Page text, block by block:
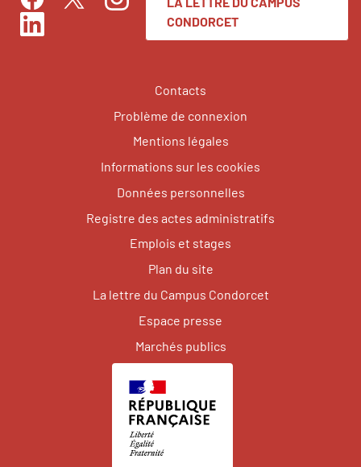
FacebookTwitterInstagram
LinkedIn
CONDORCET
Contacts
Problème de connexion
Mentions légales
Informations sur les cookies
Données personnelles
Registre des actes administratifs
Emplois et stages
Plan du site
La lettre du Campus Condorcet
Espace presse
Marchés publics